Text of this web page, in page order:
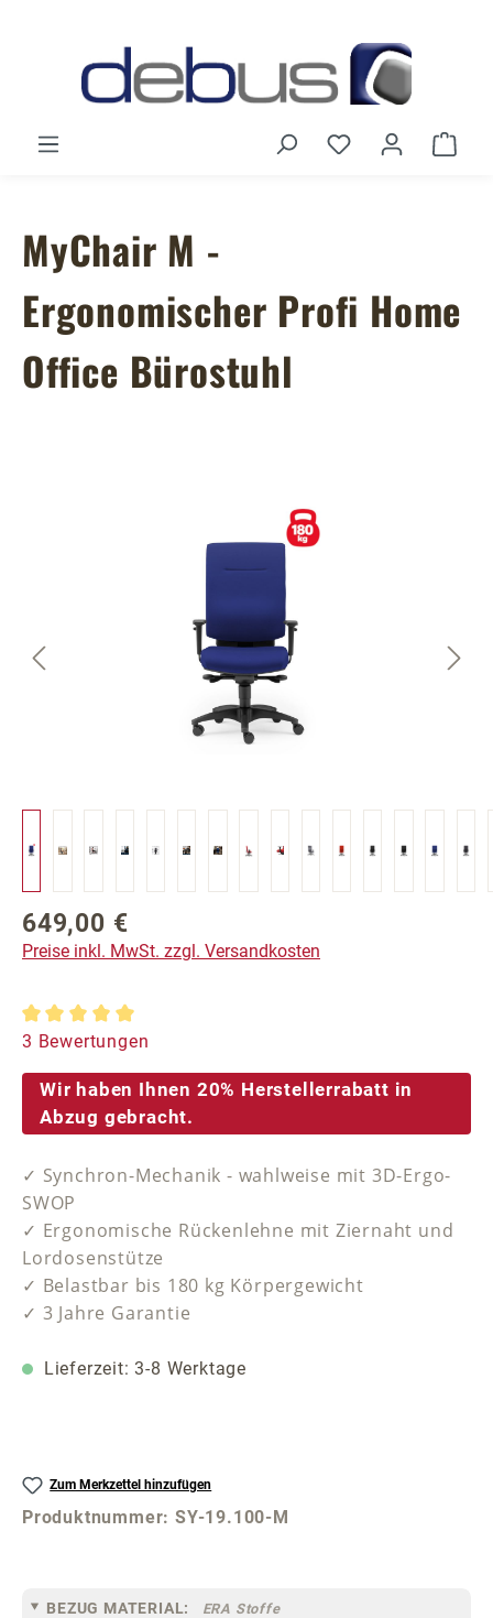
Du hast 0
MyChair M -
Ergonomischer Profi Home
Office Bürostuhl
Regulärer Preis:
649,00 €
Preise inkl. MwSt. zzgl. Versandkosten
Durchschnittliche Bewertung von 5 von 5 Sternen
3 Bewertungen
Wir haben Ihnen 20% Herstellerrabatt in
Abzug gebracht.
✓ Synchron-Mechanik - wahlweise mit 3D-Ergo-
SWOP
✓ Ergonomische Rückenlehne mit Ziernaht und
Lordosenstütze
✓ Belastbar bis 180 kg Körpergewicht
✓ 3 Jahre Garantie
Lieferzeit: 3-8 Werktage
Zum Merkzettel hinzufügen
Produktnummer:SY-19.100-M
BEZUG MATERIAL: ERA Stoffe